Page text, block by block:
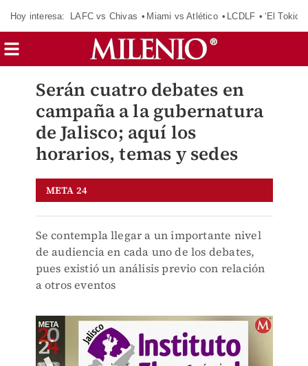
Hoy interesa: LAFC vs Chivas Miami vs Atlético LCDLF ‘El Tokio’
Serán cuatro debates en
campaña a la gubernatura
de Jalisco; aquí los
horarios, temas y sedes
META 24
Se contempla llegar a un importante nivel
de audiencia en cada uno de los debates,
pues existió un análisis previo con relación
a otros eventos